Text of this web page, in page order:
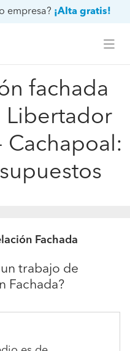
empresa? ¡Alta gratis!
fachada
Libertador
Cachapoal:
Fachada
trabajo de
Fachada?